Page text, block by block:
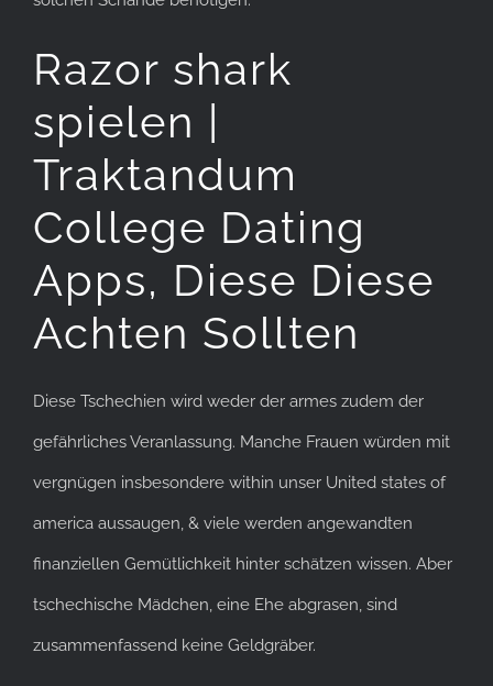
Razor shark
spielen |
Traktandum
College Dating
Apps, Diese Diese
Achten Sollten
Diese Tschechien wird weder der armes zudem der
gefährliches Veranlassung. Manche Frauen würden mit
vergnügen insbesondere within unser United states of
america aussaugen, & viele werden angewandten
finanziellen Gemütlichkeit hinter schätzen wissen. Aber
tschechische Mädchen, eine Ehe abgrasen, sind
zusammenfassend keine Geldgräber.